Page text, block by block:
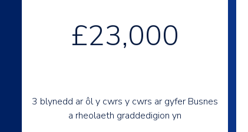
£23,000
3 blynedd ar ôl y cwrs y cwrs ar gyfer Busnes
a rheolaeth graddedigion yn